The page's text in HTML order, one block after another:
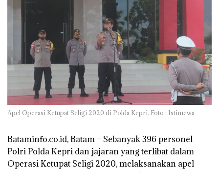
Apel Operasi Ketupat Seligi 2020 di Polda Kepri. Foto : Istimewa
Bataminfo.co.id, Batam – Sebanyak 396 personel
Polri Polda Kepri dan jajaran yang terlibat dalam
Operasi Ketupat Seligi 2020, melaksanakan apel